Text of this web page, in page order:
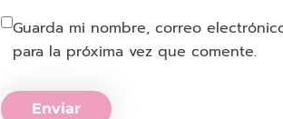
Guarda mi nombre, correo
para la próxima vez que comente.
Enviar